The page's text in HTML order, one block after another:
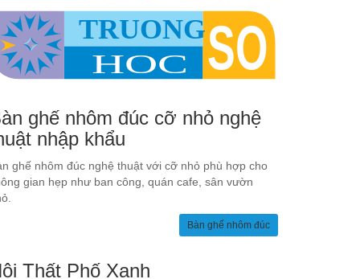
ghế nhôm đúc cỡ nhỏ nghệ
nhập khẩu
ghế nhôm đúc nghệ thuật với cỡ nhỏ phù hợp cho
gian hẹp như ban công, quán cafe, sân vườn
Bàn ghế nhôm đúc
Thất Phố Xanh